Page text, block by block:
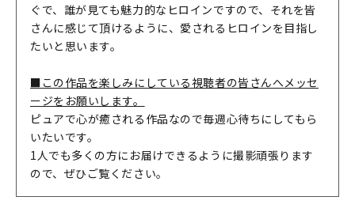
ぐで、誰が見ても魅力的なヒロインですので、それを皆
さんに感じて頂けるように、愛されるヒロインを目指し
たいと思います。
■この作品を楽しみにしている視聴者の皆さんへメッセ
ージをお願いします。
ピュアで心が癒される作品なので毎週心待ちにしてもら
いたいです。
1人でも多くの方にお届けできるように撮影頑張ります
ので、ぜひご覧ください。